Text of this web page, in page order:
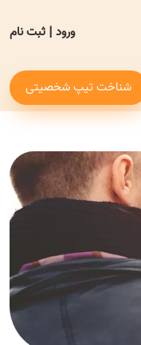
ورود| ثبت نام
شناخت تیپ شخصیتی